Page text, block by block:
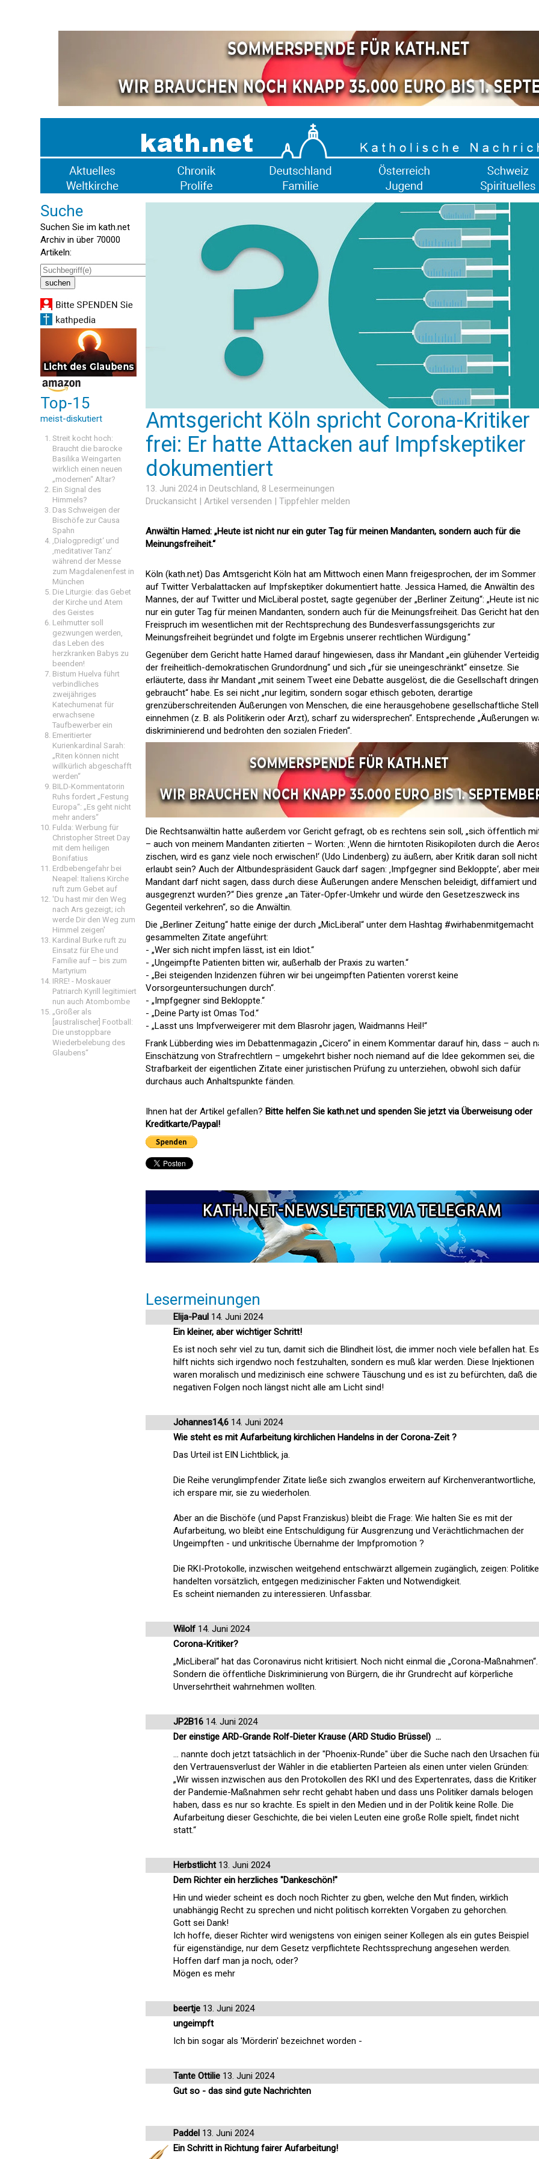
Suche
Suchen Sie im kath.net
Archiv in über 70000
Artikeln:
Top-15
meist-diskutiert
Streit kocht hoch:
Braucht die barocke
Basilika Weingarten
wirklich einen neuen
„modernen“ Altar?
Ein Signal des
Himmels?
Das Schweigen der
Bischöfe zur Causa
Spahn
‚Dialogpredigt‘ und
‚meditativer Tanz’
während der Messe
zum Magdalenenfest in
München
Die Liturgie: das Gebet
der Kirche und Atem
des Geistes
Leihmutter soll
gezwungen werden,
das Leben des
herzkranken Babys zu
beenden!
Bistum Huelva führt
verbindliches
zweijähriges
Katechumenat für
erwachsene
Taufbewerber ein
Emeritierter
Kurienkardinal Sarah:
„Riten können nicht
willkürlich abgeschafft
werden“
BILD-Kommentatorin
Ruhs fordert „Festung
Europa“: „Es geht nicht
mehr anders“
Fulda: Werbung für
Christopher Street Day
mit dem heiligen
Bonifatius
Erdbebengefahr bei
Neapel: Italiens Kirche
ruft zum Gebet auf
'Du hast mir den Weg
nach Ars gezeigt; ich
werde Dir den Weg zum
Himmel zeigen'
Kardinal Burke ruft zu
Einsatz für Ehe und
Familie auf – bis zum
Martyrium
IRRE! - Moskauer
Patriarch Kyrill legitimiert
nun auch Atombombe
„Größer als
[australischer] Football:
Die unstoppbare
Wiederbelebung des
Glaubens“
Amtsgericht Köln spricht Corona-Kritiker
frei: Er hatte Attacken auf Impfskeptiker
dokumentiert
13. Juni 2024 in Deutschland, 8 Lesermeinungen
Druckansicht | Artikel versenden | Tippfehler melden
Anwältin Hamed: „Heute ist nicht nur ein guter Tag für meinen Mandanten, sondern auch für die
Meinungsfreiheit.“
Köln (kath.net) Das Amtsgericht Köln hat am Mittwoch einen Mann freigesprochen, der im Sommer
auf Twitter Verbalattacken auf Impfskeptiker dokumentiert hatte. Jessica Hamed, die Anwältin des
Mannes, der auf Twitter und MicLiberal postet, sagte gegenüber der „Berliner Zeitung“: „Heute ist
nur ein guter Tag für meinen Mandanten, sondern auch für die Meinungsfreiheit. Das Gericht hat den
Freispruch im wesentlichen mit der Rechtsprechung des Bundesverfassungsgerichts zur
Meinungsfreiheit begründet und folgte im Ergebnis unserer rechtlichen Würdigung.“
Gegenüber dem Gericht hatte Hamed darauf hingewiesen, dass ihr Mandant „ein glühender
der freiheitlich-demokratischen Grundordnung“ und sich „für sie uneingeschränkt“ einsetze. Sie
erläuterte, dass ihr Mandant „mit seinem Tweet eine Debatte ausgelöst, die die Gesellschaft
gebraucht“ habe. Es sei nicht „nur legitim, sondern sogar ethisch geboten, derartige
grenzüberschreitenden Äußerungen von Menschen, die eine herausgehobene gesellschaftliche
einnehmen (z. B. als Politikerin oder Arzt), scharf zu widersprechen“. Entsprechende „Äußerungen
diskriminierend und bedrohten den sozialen Frieden“.
Die Rechtsanwältin hatte außerdem vor Gericht gefragt, ob es rechtens sein soll, „sich öffentlich
– auch von meinem Mandanten zitierten – Worten: ‚Wenn die hirntoten Risikopiloten durch die
zischen, wird es ganz viele noch erwischen!‘ (Udo Lindenberg) zu äußern, aber Kritik daran soll nicht
erlaubt sein? Auch der Altbundespräsident Gauck darf sagen: ‚Impfgegner sind Bekloppte‘, aber
Mandant darf nicht sagen, dass durch diese Äußerungen andere Menschen beleidigt, diffamiert und
ausgegrenzt wurden?“ Dies grenze „an Täter-Opfer-Umkehr und würde den Gesetzeszweck ins
Gegenteil verkehren“, so die Anwältin.
Die „Berliner Zeitung“ hatte einige der durch „MicLiberal“ unter dem Hashtag #wirhabenmitgemacht
gesammelten Zitate angeführt:
- „Wer sich nicht impfen lässt, ist ein Idiot.“
- „Ungeimpfte Patienten bitten wir, außerhalb der Praxis zu warten.“
- „Bei steigenden lnzidenzen führen wir bei ungeimpften Patienten vorerst keine
Vorsorgeuntersuchungen durch“.
- „Impfgegner sind Bekloppte.“
- „Deine Party ist Omas Tod.“
- „Lasst uns Impfverweigerer mit dem Blasrohr jagen, Waidmanns Heil!“
Frank Lübberding wies im Debattenmagazin „Cicero“ in einem Kommentar darauf hin, dass – auch
Einschätzung von Strafrechtlern – umgekehrt bisher noch niemand auf die Idee gekommen sei, die
Strafbarkeit der eigentlichen Zitate einer juristischen Prüfung zu unterziehen, obwohl sich dafür
durchaus auch Anhaltspunkte fänden.
Ihnen hat der Artikel gefallen? Bitte helfen Sie kath.net und spenden Sie jetzt via Überweisung oder
Kreditkarte/Paypal!
Lesermeinungen
Elija-Paul 14. Juni 2024
Ein kleiner, aber wichtiger Schritt!
Es ist noch sehr viel zu tun, damit sich die Blindheit löst, die immer noch viele befallen hat. Es
hilft nichts sich irgendwo noch festzuhalten, sondern es muß klar werden. Diese Injektionen
waren moralisch und medizinisch eine schwere Täuschung und es ist zu befürchten, daß die
negativen Folgen noch längst nicht alle am Licht sind!
Johannes14,6 14. Juni 2024
Wie steht es mit Aufarbeitung kirchlichen Handelns in der Corona-Zeit ?
Das Urteil ist EIN Lichtblick, ja.
Die Reihe verunglimpfender Zitate ließe sich zwanglos erweitern auf Kirchenverantwortliche,
ich erspare mir, sie zu wiederholen.
Aber an die Bischöfe (und Papst Franziskus) bleibt die Frage: Wie halten Sie es mit der
Aufarbeitung, wo bleibt eine Entschuldigung für Ausgrenzung und Verächtlichmachen der
Ungeimpften - und unkritische Übernahme der Impfpromotion ?
Die RKI-Protokolle, inzwischen weitgehend entschwärzt allgemein zugänglich, zeigen:
handelten vorsätzlich, entgegen medizinischer Fakten und Notwendigkeit.
Es scheint niemanden zu interessieren. Unfassbar.
Wilolf 14. Juni 2024
Corona-Kritiker?
„MicLiberal“ hat das Coronavirus nicht kritisiert. Noch nicht einmal die „Corona-Maßnahmen“.
Sondern die öffentliche Diskriminierung von Bürgern, die ihr Grundrecht auf körperliche
Unversehrtheit wahrnehmen wollten.
JP2B16 14. Juni 2024
Der einstige ARD-Grande Rolf-Dieter Krause (ARD Studio Brüssel) ...
... nannte doch jetzt tatsächlich in der "Phoenix-Runde" über die Suche nach den Ursachen
den Vertrauensverlust der Wähler in die etablierten Parteien als einen unter vielen Gründen:
„Wir wissen inzwischen aus den Protokollen des RKI und des Expertenrates, dass die Kritiker
der Pandemie-Maßnahmen sehr recht gehabt haben und dass uns Politiker damals belogen
haben, dass es nur so krachte. Es spielt in den Medien und in der Politik keine Rolle. Die
Aufarbeitung dieser Geschichte, die bei vielen Leuten eine große Rolle spielt, findet nicht
statt.“
Herbstlicht13. Juni 2024
Dem Richter ein herzliches "Dankeschön!"
Hin und wieder scheint es doch noch Richter zu gben, welche den Mut finden, wirklich
unabhängig Recht zu sprechen und nicht politisch korrekten Vorgaben zu gehorchen.
Gott sei Dank!
Ich hoffe, dieser Richter wird wenigstens von einigen seiner Kollegen als ein gutes Beispiel
für eigenständige, nur dem Gesetz verpflichtete Rechtssprechung angesehen werden.
Hoffen darf man ja noch, oder?
Mögen es mehr
beertje 13. Juni 2024
ungeimpft
Ich bin sogar als 'Mörderin' bezeichnet worden -
Tante Ottilie 13. Juni 2024
Gut so - das sind gute Nachrichten
Paddel 13. Juni 2024
Ein Schritt in Richtung fairer Aufarbeitung!